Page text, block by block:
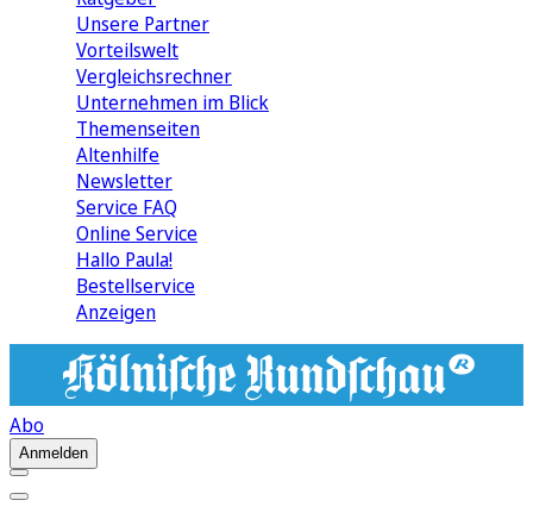
Unsere Partner
Vorteilswelt
Vergleichsrechner
Unternehmen im Blick
Themenseiten
Altenhilfe
Newsletter
Service FAQ
Online Service
Hallo Paula!
Bestellservice
Anzeigen
Abo
Anmelden